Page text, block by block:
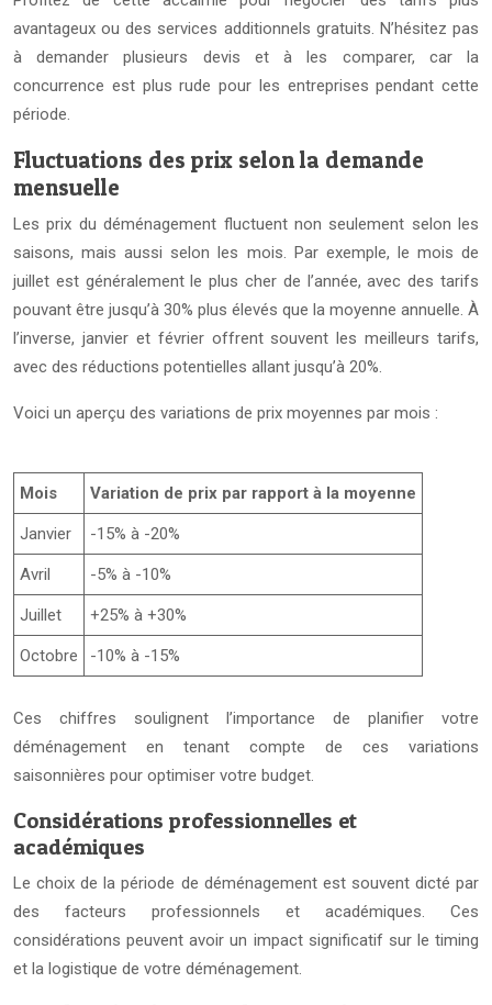
avantageux ou des services additionnels gratuits. N’hésitez pas
à demander plusieurs devis et à les comparer, car la
concurrence est plus rude pour les entreprises pendant cette
période.
Fluctuations des prix selon la demande
mensuelle
Les prix du déménagement fluctuent non seulement selon les
saisons, mais aussi selon les mois. Par exemple, le mois de
juillet est généralement le plus cher de l’année, avec des tarifs
pouvant être jusqu’à 30% plus élevés que la moyenne annuelle. À
l’inverse, janvier et février offrent souvent les meilleurs tarifs,
avec des réductions potentielles allant jusqu’à 20%.
Voici un aperçu des variations de prix moyennes par mois :
Mois Variation de prix par rapport à la moyenne
Janvier -15% à -20%
Avril -5% à -10%
Juillet +25% à +30%
Octobre -10% à -15%
Ces chiffres soulignent l’importance de planifier votre
déménagement en tenant compte de ces variations
saisonnières pour optimiser votre budget.
Considérations professionnelles et
académiques
Le choix de la période de déménagement est souvent dicté par
des facteurs professionnels et académiques. Ces
considérations peuvent avoir un impact significatif sur le timing
et la logistique de votre déménagement.